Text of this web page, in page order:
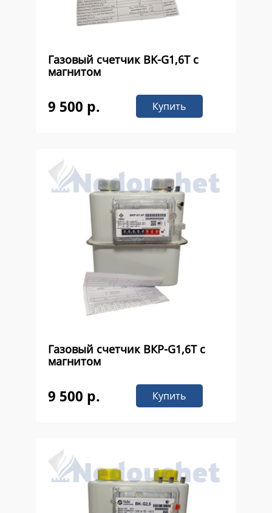
Газовый счетчик ВK-G1,6Т с
магнитом
9 500 р. Купить
Газовый счетчик ВКР-G1,6Т с
магнитом
9 500 р. Купить